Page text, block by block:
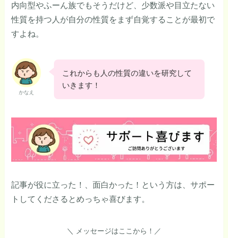
内向型やふーん族でもそうだけど、少数派や目立たない
性質を持つ人が自分の性質をまず自覚することが最初で
すよね。
かなえ
これからも人の性質の違いを研究して
いきます！
記事が役に立った！、面白かった！という方は、サポー
トしてくださるとめっちゃ喜びます。
＼ メッセージはここから！／